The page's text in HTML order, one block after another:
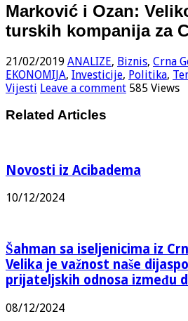
Marković i Ozan:
turskih kompanija za
21/02/2019 ANALIZE, Biznis, Crna
EKONOMIJA, Investicije, Politika,
Vijesti Leave a comment 585 Views
Related Articles
Novosti iz Acibadema
10/12/2024
Šahman sa iseljenicima iz
Velika je važnost naše
prijateljskih odnosa između
08/12/2024